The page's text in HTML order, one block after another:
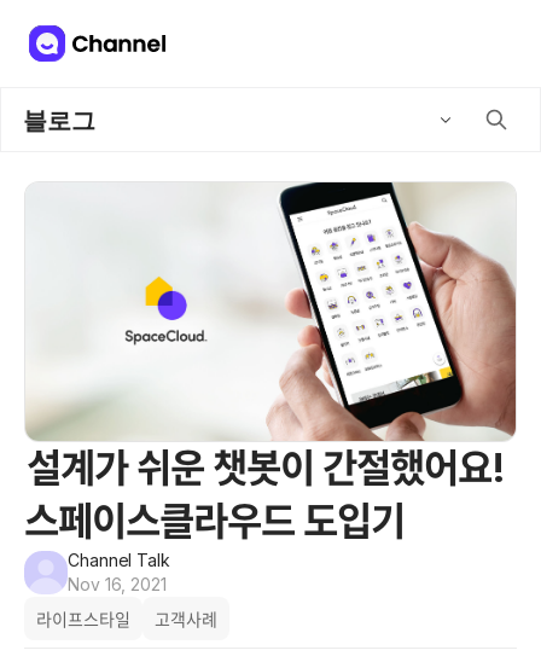
블로그
설계가 쉬운 챗봇이 간절했어요!
스페이스클라우드 도입기
Channel Talk
Nov 16, 2021
라이프스타일
고객사례